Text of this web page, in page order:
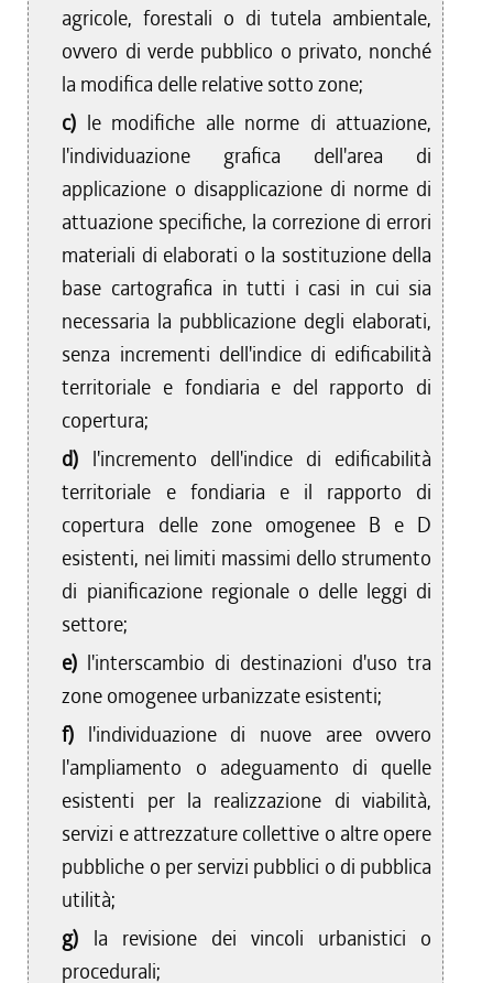
agricole, forestali o di tutela ambientale,
ovvero di verde pubblico o privato, nonché
la modifica delle relative sotto zone;
c) le modifiche alle norme di attuazione,
l'individuazione grafica dell'area di
applicazione o disapplicazione di norme di
attuazione specifiche, la correzione di errori
materiali di elaborati o la sostituzione della
base cartografica in tutti i casi in cui sia
necessaria la pubblicazione degli elaborati,
senza incrementi dell'indice di edificabilità
territoriale e fondiaria e del rapporto di
copertura;
d) l'incremento dell'indice di edificabilità
territoriale e fondiaria e il rapporto di
copertura delle zone omogenee B e D
esistenti, nei limiti massimi dello strumento
di pianificazione regionale o delle leggi di
settore;
e) l'interscambio di destinazioni d'uso tra
zone omogenee urbanizzate esistenti;
f) l'individuazione di nuove aree ovvero
l'ampliamento o adeguamento di quelle
esistenti per la realizzazione di viabilità,
servizi e attrezzature collettive o altre opere
pubbliche o per servizi pubblici o di pubblica
utilità;
g) la revisione dei vincoli urbanistici o
procedurali;